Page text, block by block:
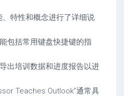
特性和概念进行了详细说
包括常用键盘快捷键的指
出培训数据和进度报告以进
Teaches Outlook”通常具